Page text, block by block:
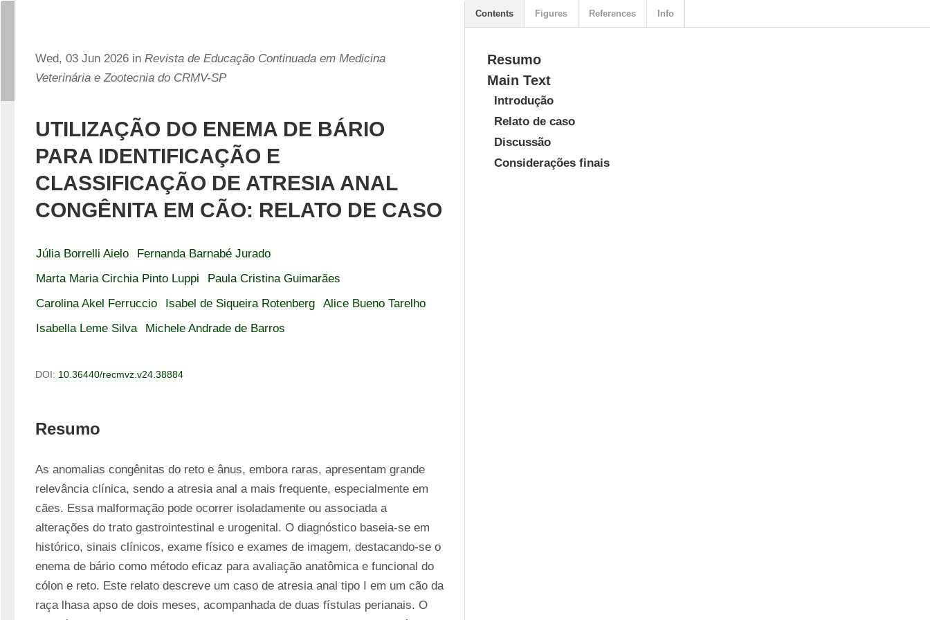
Wed, 03 Jun 2026 in Revista de Educação Continuada em Medicina
Veterinária e Zootecnia do CRMV-SP
UTILIZAÇÃO DO ENEMA DE BÁRIO
PARA IDENTIFICAÇÃO E
CLASSIFICAÇÃO DE ATRESIA ANAL
CONGÊNITA EM CÃO: RELATO DE CASO
Júlia Borrelli Aielo
Fernanda Barnabé Jurado
Marta Maria Circhia Pinto Luppi
Paula Cristina Guimarães
Carolina Akel Ferruccio
Isabel de Siqueira Rotenberg
Alice Bueno Tarelho
Isabella Leme Silva
Michele Andrade de Barros
DOI: 10.36440/recmvz.v24.38884
Resumo
As anomalias congênitas do reto e ânus, embora raras, apresentam grande
relevância clínica, sendo a atresia anal a mais frequente, especialmente em
cães. Essa malformação pode ocorrer isoladamente ou associada a
alterações do trato gastrointestinal e urogenital. O diagnóstico baseia-se em
histórico, sinais clínicos, exame físico e exames de imagem, destacando-se o
enema de bário como método eficaz para avaliação anatômica e funcional do
cólon e reto. Este relato descreve um caso de atresia anal tipo I em um cão da
raça lhasa apso de dois meses, acompanhada de duas fístulas perianais. O
Resumo
Main Text
Introdução
Relato de caso
Discussão
Considerações finais
Contents Figures References Info